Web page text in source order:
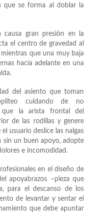
que se forma al doblar la
gran presión en la
el centro de gravedad al
que una muy baja
hacia adelante en una
del asiento que toman
cuidando de no
que la arista frontal del
de las rodillas y genere
usuario deslice las nalgas
sin un buen apoyo, adopte
e incomodidad.
en el diseño de
apoyabrazos –pieza que
para el descanso de los
de levantar y sentar el
que debe apuntar